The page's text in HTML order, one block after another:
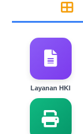
Layanan HKI